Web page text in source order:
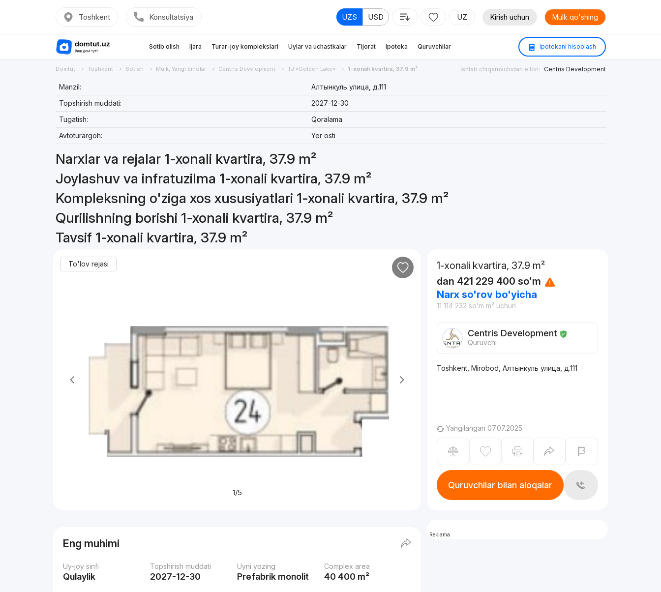
Toshkent Konsultatsiya UZS USD UZ Kirish uchun Mulk qo'shing
Sotib olish Ijara Turar-joy komplekslari Uylar va uchastkalar Tijorat Ipoteka Quruvchilar Ipotekani hisoblash
Domtut Toshkent Sotish Mulk, Yangi binolar Centris Development TJ «Golden Lake» 1-xonali kvartira, 37.9 m² Ishlab chiqaruvchidan e'lon: Centris Development
Manzil:
Алтынкуль улица, д.111
Topshirish muddati:
2027-12-30
Tugatish:
Qoralama
Avtoturargoh:
Yer osti
Narxlar va rejalar 1-xonali kvartira, 37.9 m²
Joylashuv va infratuzilma 1-xonali kvartira, 37.9 m²
Kompleksning o'ziga xos xususiyatlari 1-xonali kvartira, 37.9 m²
Qurilishning borishi 1-xonali kvartira, 37.9 m²
Tavsif 1-xonali kvartira, 37.9 m²
To'lov rejasi
1/5
Eng muhimi
Uy-joy sinfi
Qulaylik
Topshirish muddati
2027-12-30
Uyni yozing
Prefabrik monolit
Complex area
40 400 m²
1-xonali kvartira, 37.9 m²
dan 421 229 400 soʻm
Narx so'rov bo'yicha
11 114 232 soʻm m² uchun
Centris Development
Quruvchi
Toshkent, Mirobod, Алтынкуль улица, д.111
Yangilangan 07.07.2025
Quruvchilar bilan aloqalar
Reklama